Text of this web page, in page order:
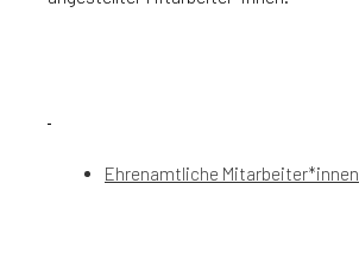
Ehrenamtliche Mitarbeiter*innen